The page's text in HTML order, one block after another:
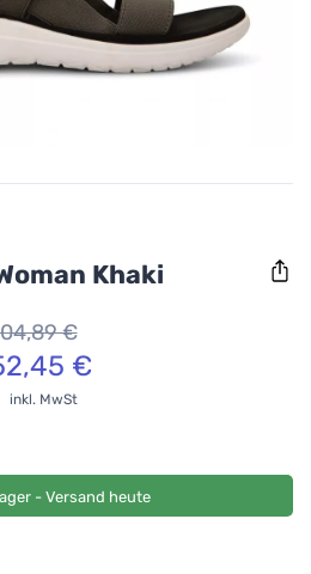
Khaki
€
€
inkl. MwSt
- Versand heute